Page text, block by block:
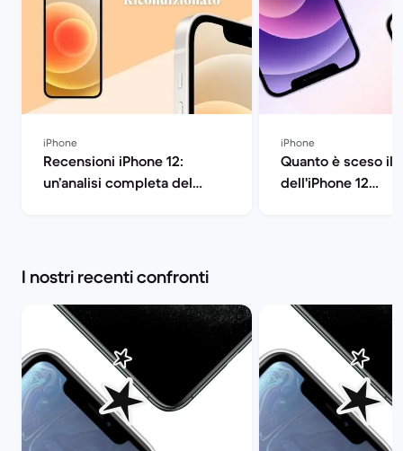
iPhone
Recensioni iPhone 12:
un’analisi completa del
iPhone
Quanto è sceso il
dell'iPhone 12
I nostri recenti confronti